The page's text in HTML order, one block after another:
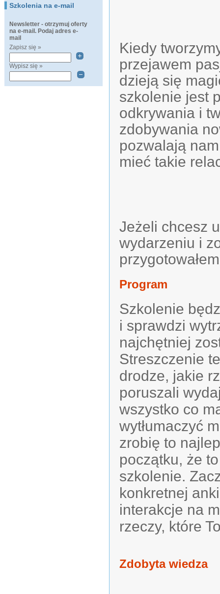
Szkolenia na e-mail
Newsletter - otrzymuj oferty
na e-mail. Podaj adres e-
mail
Zapisz się »
Wypisz się »
Kiedy
przejawem
dzieją się
szkolenie jest
odkrywania i
zdobywania
pozwalają
mieć takie
Jeżeli chcesz
wydarzeniu i
Program
Szkolenie
i sprawdzi
najchętniej
Streszczenie
drodze, jakie
poruszali
wszystko co
wytłumaczyć
zrobię to
początku, że
szkolenie.
konkretnej
interakcje na
rzeczy, które
Zdobyta wiedza